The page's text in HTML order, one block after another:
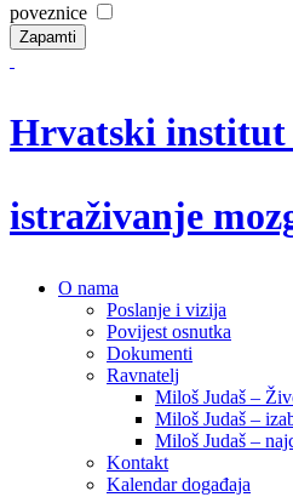
poveznice
Zapamti
Hrvatski institut
istraživanje
O nama
Poslanje i vizija
Povijest osnutka
Dokumenti
Ravnatelj
Miloš Judaš –
Miloš Judaš –
Miloš Judaš –
Kontakt
Kalendar događaja